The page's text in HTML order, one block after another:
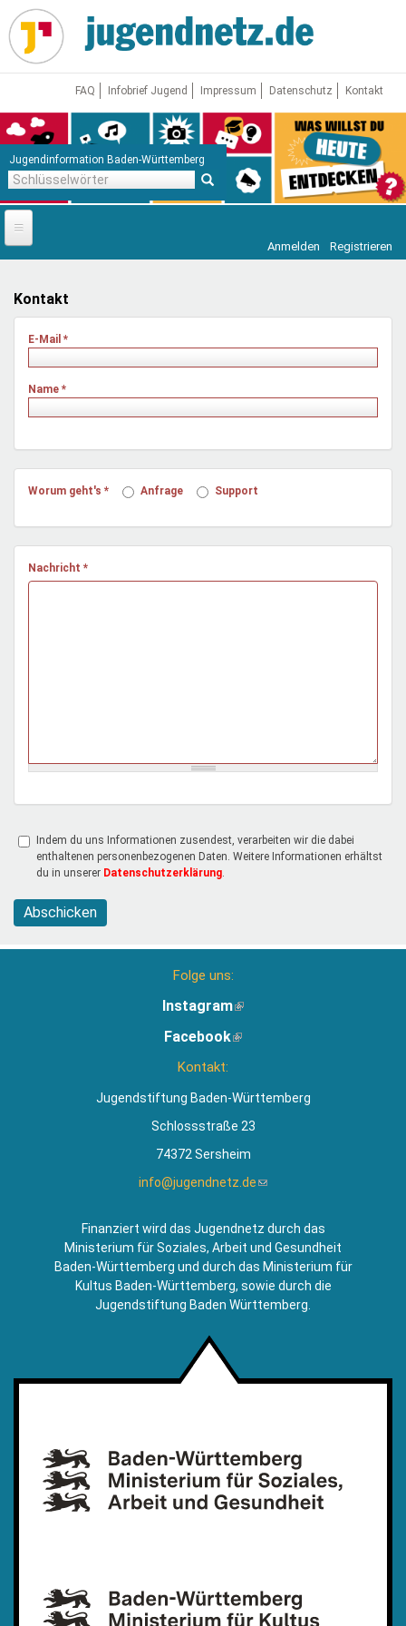
Direkt
zum
Inhalt
FAQ Infobrief Jugend Impressum Datenschutz Kontakt
Jugendinformation Baden-Württemberg
Startseite
News
Jugendnetz
Freizeit & Reisen
Mentoren & Projekte
Demokratie & Beteiligung
Vor Ort
Anmelden Registrieren
Kontakt
E-Mail *
Name *
Worum geht's * Anfrage Support
Nachricht *
Indem du uns Informationen zusendest, verarbeiten wir die dabei
enthaltenen personenbezogenen Daten. Weitere Informationen erhältst
du in unserer Datenschutzerklärung
Abschicken
Folge uns:
Instagram(Link
extern)
Facebook(Link
Kontakt:
Jugendstiftung Baden-Württemberg
Schlossstraße 23
74372 Sersheim
info@jugendnetz.de(Link
Mail)
Finanziert wird das Jugendnetz durch das
Ministerium für Soziales, Arbeit und Gesundheit
Baden-Württemberg und durch das Ministerium für
Kultus Baden-Württemberg, sowie durch die
Jugendstiftung Baden Württemberg.